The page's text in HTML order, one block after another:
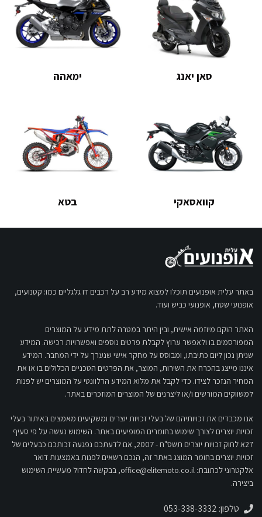
סאן יאנג ימאהה
קוואסאקי בטא
באתר עלית אופנועים תוכלו למצוא מידע רב על רכבים דו גלגליים כמו: קטנועים,
אופנועי שטח, אופנועי כביש ועוד.
האתר הוקם מיוזמה אישית, ובין היתר במטרה לתת מידע על המוצרים
המפורסמים בו ולאפשר ערוץ לקבלת פרטים נוספים ואפשרויות רכישה. המידע
שניתן נכון ליום כתיבתו, ומבוסס על מחקר אישי שנערך על ידי המחבר. המידע
איננו מייצג בהכרח את השירות, המוצר, את הפרטים הטכניים הכלולים בו או את
המחיר הנזכר לצידו. כדי לקבל את מלוא המידע הרלוונטי על המוצרים יש לפנות
למשווקים המורשים ו/או ליצרנים של המוצרים המוזכרים באתר.
אנו מכבדים את זכויותיהם של בעלי זכויות יוצרים ומשקיעים מאמצים באיתור בעלי
זכויות יוצרים לצורך שימוש בחומרים המופיעים באתר. השימוש נעשה על פי סעיף
27א לחוק זכויות יוצרים תשס"ח - 2007, אם לדעתכם נפגעה זכותכם כבעלים של
זכויות יוצרים בחומר המוצג באתר זה, הנכם רשאים לפנות באמצעות דואר
אלקטרוני לכתובת: office@elitemoto.co.il, בבקשה לחדול מעשיית השימוש
ביצירה.
טלפון: 053-338-3332